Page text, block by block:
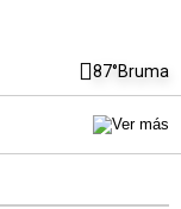
87°Bruma